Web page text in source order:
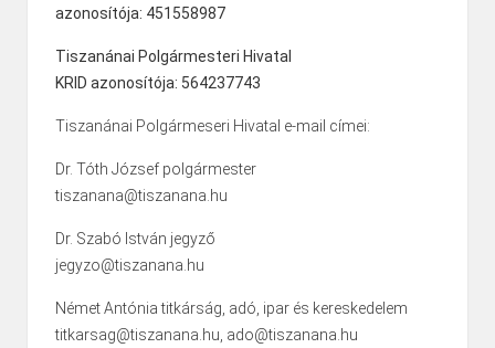
azonosítója: 451558987
Tiszanánai Polgármesteri Hivatal
KRID azonosítója: 564237743
Tiszanánai Polgármeseri Hivatal e-mail címei:
Dr. Tóth József polgármester
tiszanana@tiszanana.hu
Dr. Szabó István jegyző
jegyzo@tiszanana.hu
Német Antónia titkárság, adó, ipar és kereskedelem
titkarsag@tiszanana.hu, ado@tiszanana.hu